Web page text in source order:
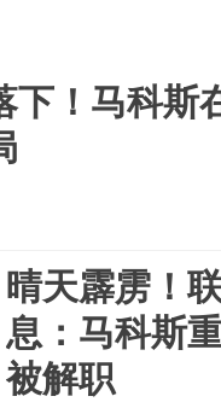
下！马科斯
晴天霹雳！
息：马科斯
被解职